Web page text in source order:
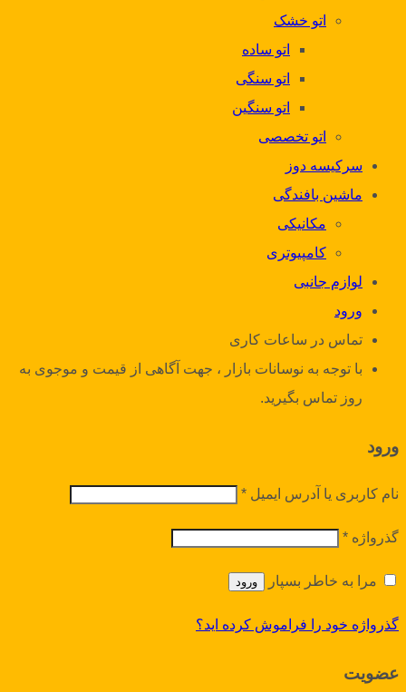
اتو خشک
اتو ساده
اتو سنگی
اتو سنگین
اتو تخصصی
سرکیسه دوز
ماشین بافندگی
مکانیکی
کامپیوتری
لوازم جانبی
ورود
تماس در ساعات کاری
با توجه به نوسانات بازار ، جهت آگاهی از قیمت و موجوی به
روز تماس بگیرید.
ورود
نام کاربری یا آدرس ایمیل *
گذرواژه *
مرا به خاطر بسپار ورود
گذرواژه خود را فراموش کرده اید؟
عضویت